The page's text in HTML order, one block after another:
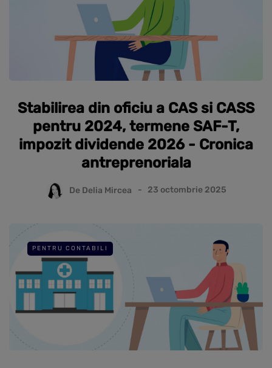
Stabilirea din oficiu a CAS si CASS
pentru 2024, termene SAF-T,
impozit dividende 2026 - Cronica
antreprenoriala
De Delia Mircea 23 octombrie 2025
PENTRU CONTABILI